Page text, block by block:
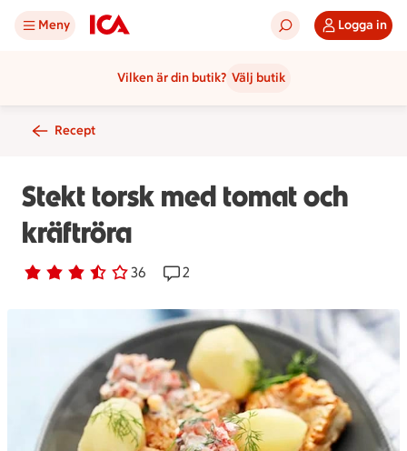
Meny Logga in
Vilken är din butik? Välj butik
Recept
Stekt torsk med tomat och
kräftröra
Betyg 3.7 av 5. 36
36 personer har röstatReceptet har 2 kommentarer
2